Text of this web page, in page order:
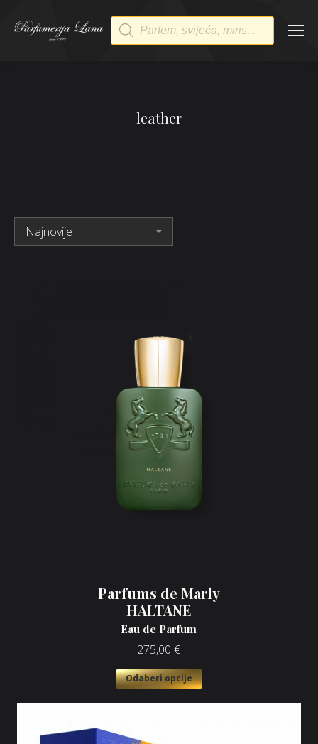
Products
search
leather
Parfums de Marly
HALTANE
Eau de Parfum
275,00 €
Odaberi opcije